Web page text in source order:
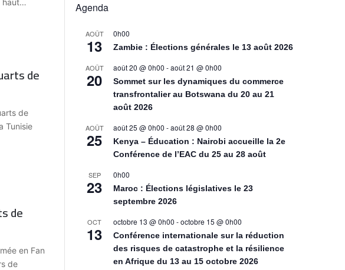
haut…
de
de
Tunisie
de
en Fan
de
Agenda
AOÛT
13
0h00
Zambie : Élections générales le 13 août 2026
AOÛT
20
août 20 @ 0h00 -août 21 @ 0h00
Sommet sur les dynamiques du commerce
transfrontalier au Botswana du 20 au 21
août 2026
AOÛT
25
août 25 @ 0h00 -août 28 @ 0h00
Kenya – Éducation : Nairobi accueille la 2e
Conférence de l’EAC du 25 au 28 août
SEP
23
0h00
Maroc : Élections législatives le 23
septembre 2026
OCT
13
octobre 13 @ 0h00 -octobre 15 @ 0h00
Conférence internationale sur la réduction
des risques de catastrophe et la résilience
en Afrique du 13 au 15 octobre 2026